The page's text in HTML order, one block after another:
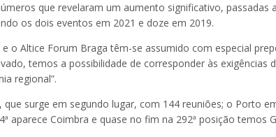
que revelaram um aumento significativo, passadas
os dois eventos em 2021 e doze em 2019.
o Altice Forum Braga têm-se assumido com especial
temos a possibilidade de corresponder às exigências
regional”.
surge em segundo lugar, com 144 reuniões; o Porto
aparece Coimbra e quase no fim na 292ª posição temos